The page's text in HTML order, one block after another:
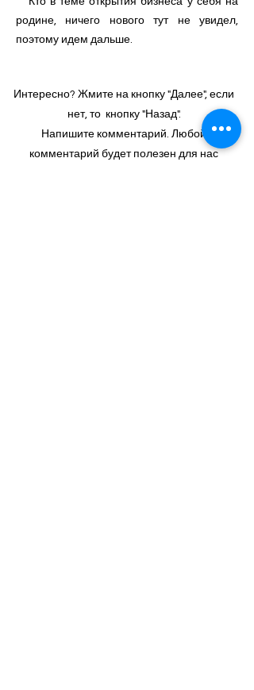
родине, ничего нового тут не увидел,
поэтому идем дальше.
Интересно? Жмите на кнопку "Далее", если
нет, то кнопку "Назад".
Напишите комментарий. Любой
комментарий будет полезен для нас